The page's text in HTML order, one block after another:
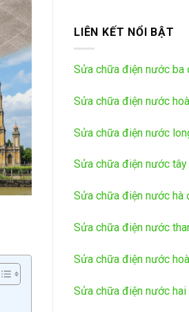
LIÊN KẾT NỔI BẬT
Sửa chữa điện nước ba
Sửa chữa điện nước
Sửa chữa điện nước
Sửa chữa điện nước tây
Sửa chữa điện nước hà
Sửa chữa điện nước
Sửa chữa điện nước
Sửa chữa điện nước